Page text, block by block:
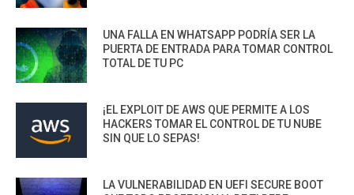
UNA FALLA EN WHATSAPP PODRÍA SER LA
PUERTA DE ENTRADA PARA TOMAR CONTROL
TOTAL DE TU PC
¡EL EXPLOIT DE AWS QUE PERMITE A LOS
HACKERS TOMAR EL CONTROL DE TU NUBE
SIN QUE LO SEPAS!
LA VULNERABILIDAD EN UEFI SECURE BOOT